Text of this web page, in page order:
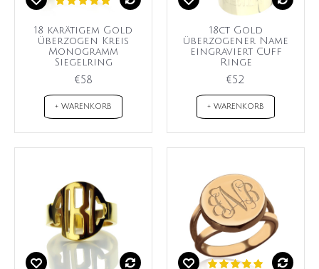
18 karätigem Gold
überzogen Kreis
Monogramm
Siegelring
€58
+ WARENKORB
18ct Gold
überzogener Name
eingraviert Cuff
Ringe
€52
+ WARENKORB